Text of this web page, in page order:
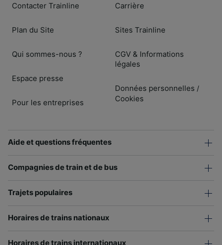
Contacter Trainline
Plan du Site
Qui sommes-nous ?
Espace presse
Pour les entreprises
Carrière
Sites Trainline
CGV & Informations
légales
Données personnelles /
Cookies
Aide et questions fréquentes
Compagnies de train et de bus
Trajets populaires
Horaires de trains nationaux
Horaires de trains internationaux